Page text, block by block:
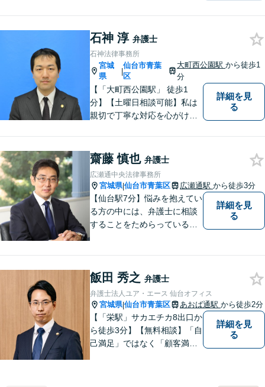
まずはお気軽にご相談くださ
い！
石神 淳 弁護士
石神法律事務所
宮城
県
|
仙台市青葉
区
大町西公園駅から徒歩1
分
【「大町西公園駅」 徒歩1
分】【土曜日相談可能】私は
親切で丁寧な対応を心がけ、
援を提供しています。 依頼者
の要望を実現するため、迅速
かつ的確に対応いたします。
詳細を見
る
齋藤 慎也 弁護士
広瀬通中央法律事務所
宮城県|仙台市青葉区 広瀬通駅 から徒歩3分
【仙台駅7分】悩みを抱えてい
る方の中には、弁護士に相談
することをためらっている方
待できます。 どんなことで
も、お気軽に相談ください。
詳細を見
る
飯田 秀之 弁護士
弁護士法人ユア・エース 仙台オフィス
宮城県|仙台市青葉区 あおば通駅 から徒歩2分
【「栄駅」サカエチカ8出口か
ら徒歩3分】【無料相談】「自
己満足」ではなく「顧客満
詳細を見
る